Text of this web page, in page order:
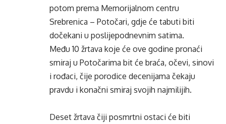
potom prema Memorijalnom centru
Srebrenica – Potočari, gdje će tabuti biti
dočekani u poslijepodnevnim satima.
Među 10 žrtava koje će ove godine pronaći
smiraj u Potočarima bit će braća, očevi, sinovi
i rođaci, čije porodice decenijama čekaju
pravdu i konačni smiraj svojih najmilijih.
Deset žrtava čiji posmrtni ostaci će biti